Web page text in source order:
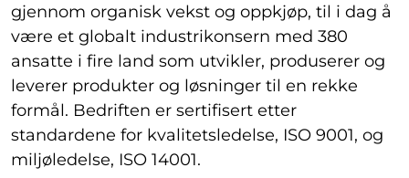
gjennom organisk vekst og oppkjøp, til i dag å
være et globalt industrikonsern med 380
ansatte i fire land som utvikler, produserer og
leverer produkter og løsninger til en rekke
formål. Bedriften er sertifisert etter
standardene for kvalitetsledelse, ISO 9001, og
miljøledelse, ISO 14001.